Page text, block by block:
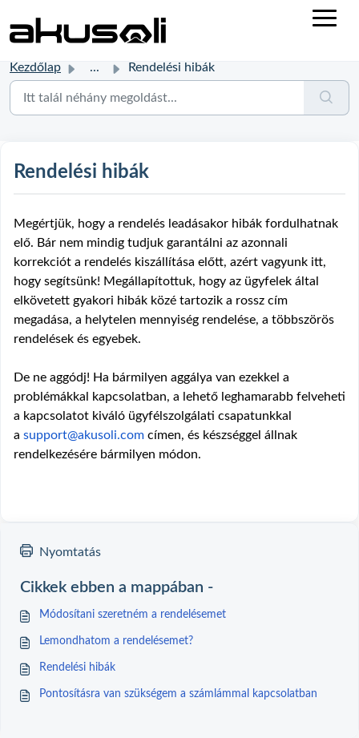
Kezdőlap ... Rendelési hibák
Rendelési hibák
Megértjük, hogy a rendelés leadásakor hibák fordulhatnak
elő. Bár nem mindig tudjuk garantálni az azonnali
korrekciót a rendelés kiszállítása előtt, azért vagyunk itt,
hogy segítsünk! Megállapítottuk, hogy az ügyfelek által
elkövetett gyakori hibák közé tartozik a rossz cím
megadása, a helytelen mennyiség rendelése, a többszörös
rendelések és egyebek.
De ne aggódj! Ha bármilyen aggálya van ezekkel a
problémákkal kapcsolatban, a lehető leghamarabb felveheti
a kapcsolatot kiváló ügyfélszolgálati csapatunkkal
a support@akusoli.com címen, és készséggel állnak
rendelkezésére bármilyen módon.
Nyomtatás
Cikkek ebben a mappában -
Módosítani szeretném a rendelésemet
Lemondhatom a rendelésemet?
Rendelési hibák
Pontosításra van szükségem a számlámmal kapcsolatban